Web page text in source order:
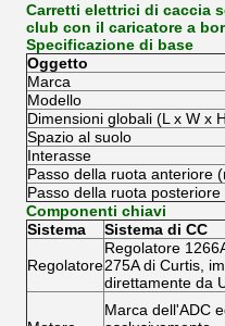
Carretti elettrici di caccia
club con il caricatore a
Specificazione di base
Oggetto
Marca
Modello
Dimensioni globali (L x W x
Spazio al suolo
Interasse
Passo della ruota anteriore
Passo della ruota posteriore
Componenti chiavi
Sistema
Sistema di CC
Regolatore
Regolatore
275A di Curtis,
direttamente da
Marca dell'ADC